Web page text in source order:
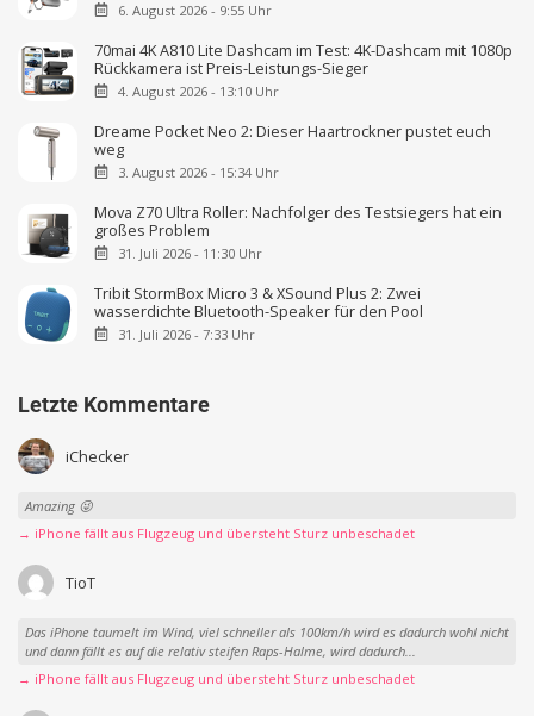
6. August 2026 - 9:55 Uhr
70mai 4K A810 Lite Dashcam im Test: 4K-Dashcam mit 1080p
Rückkamera ist Preis-Leistungs-Sieger
4. August 2026 - 13:10 Uhr
Dreame Pocket Neo 2: Dieser Haartrockner pustet euch
weg
3. August 2026 - 15:34 Uhr
Mova Z70 Ultra Roller: Nachfolger des Testsiegers hat ein
großes Problem
31. Juli 2026 - 11:30 Uhr
Tribit StormBox Micro 3 & XSound Plus 2: Zwei
wasserdichte Bluetooth-Speaker für den Pool
31. Juli 2026 - 7:33 Uhr
Letzte Kommentare
iChecker
Amazing 😜
→ iPhone fällt aus Flugzeug und übersteht Sturz unbeschadet
TioT
Das iPhone taumelt im Wind, viel schneller als 100km/h wird es dadurch wohl nicht
und dann fällt es auf die relativ steifen Raps-Halme, wird dadurch...
→ iPhone fällt aus Flugzeug und übersteht Sturz unbeschadet